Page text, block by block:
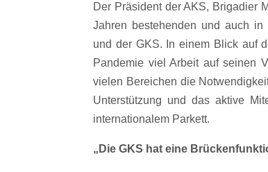
Der Präsident der AKS, Brigadier
Jahren bestehenden und auch in
und der GKS. In einem Blick auf
Pandemie viel Arbeit auf seinen
vielen Bereichen die
Unterstützung und das aktive
internationalem Parkett.
„Die GKS hat eine